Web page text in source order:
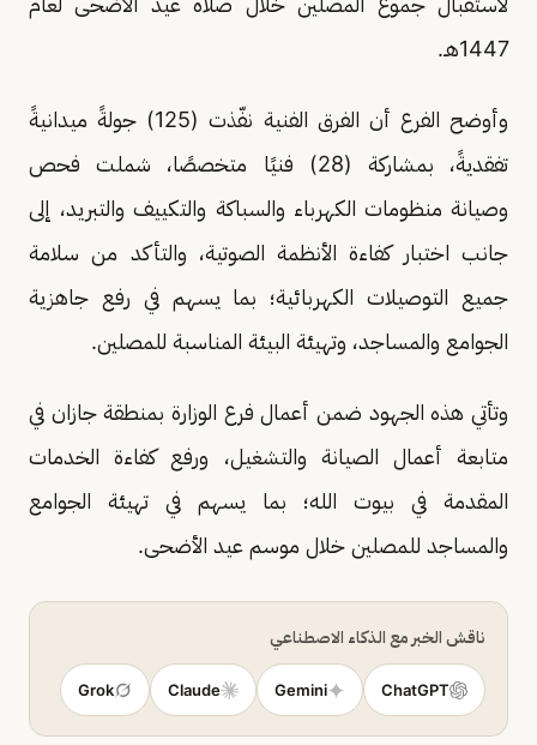
1447هـ.
وأوضح الفرع أن الفرق الفنية نفّذت (125) جولةً ميدانيةً
تفقديةً، بمشاركة (28) فنيًا متخصصًا، شملت فحص
وصيانة منظومات الكهرباء والسباكة والتكييف والتبريد، إلى
جانب اختبار كفاءة الأنظمة الصوتية، والتأكد من سلامة
جميع التوصيلات الكهربائية؛ بما يسهم في رفع جاهزية
الجوامع والمساجد، وتهيئة البيئة المناسبة للمصلين.
وتأتي هذه الجهود ضمن أعمال فرع الوزارة بمنطقة جازان في
متابعة أعمال الصيانة والتشغيل، ورفع كفاءة الخدمات
المقدمة في بيوت الله؛ بما يسهم في تهيئة الجوامع
والمساجد للمصلين خلال موسم عيد الأضحى.
ناقش الخبر مع الذكاء الاصطناعي
ChatGPT
Gemini
Claude
Grok